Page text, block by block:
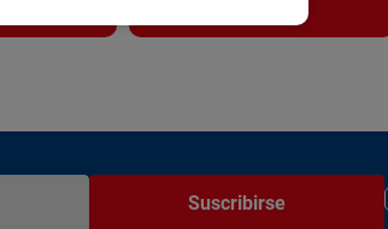
Suscribirse